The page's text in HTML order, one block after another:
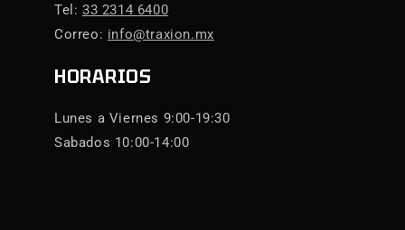
Tel:33 2314 6400
Correo: info@traxion.mx
HORARIOS
Lunes a Viernes 9:00-19:30
Sabados 10:00-14:00